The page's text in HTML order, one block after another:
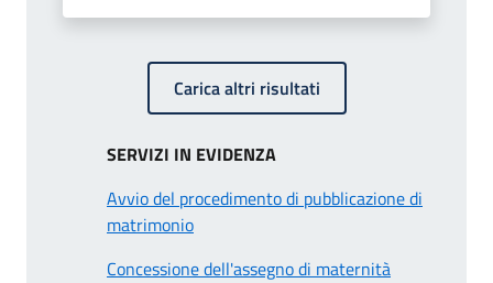
Carica altri risultati
SERVIZI IN EVIDENZA
Avvio del procedimento di pubblicazione di
matrimonio
Concessione dell'assegno di maternità